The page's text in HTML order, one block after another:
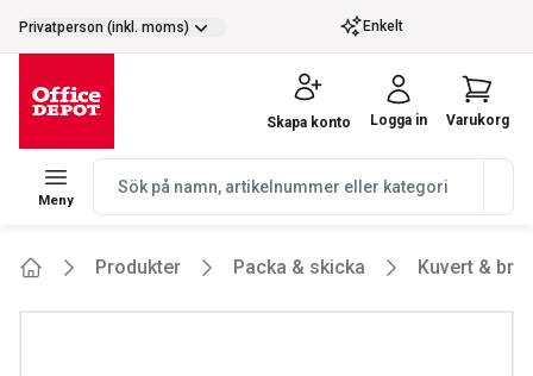
selector.vat
Privatperson (inkl. moms) Enkelt
Meny
navbar.quicksearch.label
Skapa konto Logga in Varukorg
Produkter Packa & skicka Kuvert &